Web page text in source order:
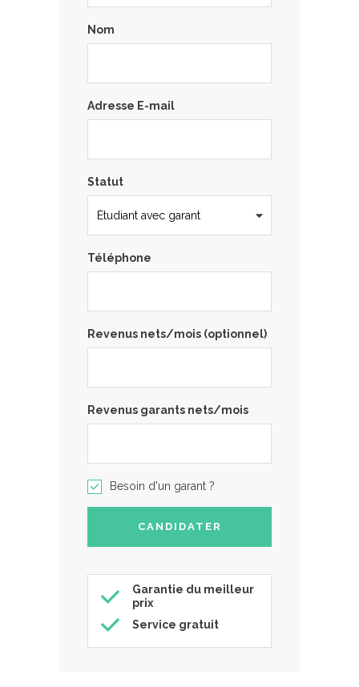
Nom
Adresse E-mail
Statut
Téléphone
Revenus nets/mois (optionnel)
Revenus garants nets/mois
Besoin d'un garant ?
Garantie du meilleur
prix
Service gratuit